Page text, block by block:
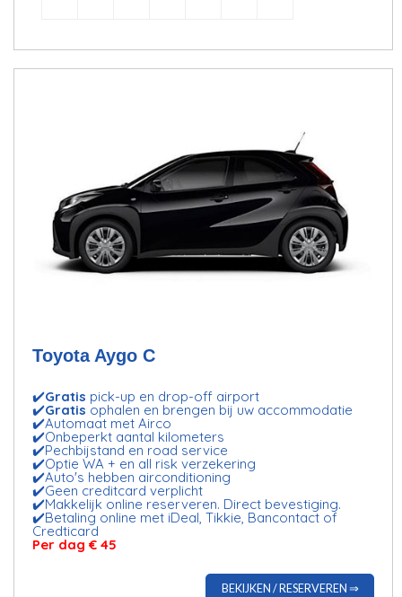
Toyota Aygo C
✔️Gratis pick-up en drop-off airport
✔️Gratis ophalen en brengen bij uw accommodatie
✔️Automaat met Airco
✔️Onbeperkt aantal kilometers
✔️Pechbijstand en road service
✔️Optie WA + en all risk verzekering
✔️Auto's hebben airconditioning
✔️Geen creditcard verplicht
✔️Makkelijk online reserveren. Direct bevestiging.
✔️Betaling online met iDeal, Tikkie, Bancontact of
Credticard
Per dag € 45
BEKIJKEN / RESERVEREN ⇒